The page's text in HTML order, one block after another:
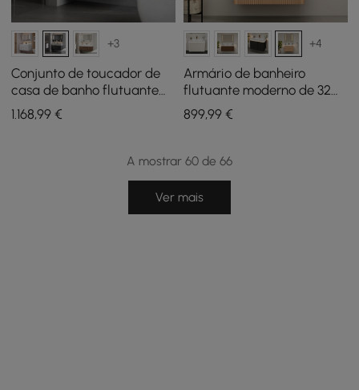
+3
Conjunto de toucador de
casa de banho flutuante
preto de 100 cm com
armário espelhado LED
1.168,99 €
+4
Armário de banheiro
flutuante moderno de 32
polegadas com pia, luz
LED, amplo
899,99€
A mostrar 60 de 66
Ver mais